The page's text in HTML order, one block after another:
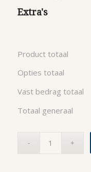
Extra's
Product totaal
Opties totaal
Vast bedrag totaal
Totaal generaal